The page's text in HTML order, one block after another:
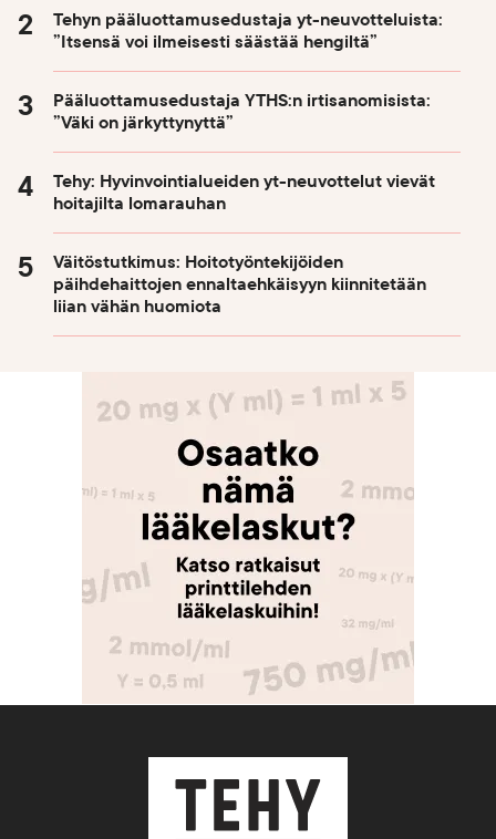
Tehyn pääluottamusedustaja yt-neuvotteluista:
”Itsensä voi ilmeisesti säästää hengiltä”
Pääluottamusedustaja YTHS:n irtisanomisista:
”Väki on järkyttynyttä”
Tehy: Hyvinvointialueiden yt-neuvottelut vievät
hoitajilta lomarauhan
Väitöstutkimus: Hoitotyöntekijöiden
päihdehaittojen ennaltaehkäisyyn kiinnitetään
liian vähän huomiota